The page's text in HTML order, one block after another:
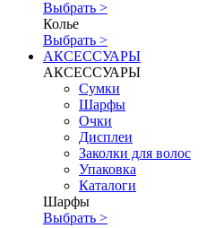
Выбрать >
Колье
Выбрать >
АКСЕССУАРЫ
АКСЕССУАРЫ
Сумки
Шарфы
Очки
Дисплеи
Заколки для волос
Упаковка
Каталоги
Шарфы
Выбрать >